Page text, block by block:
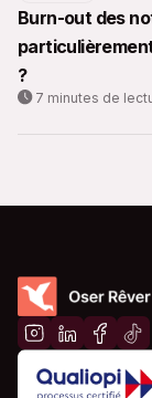
Burn-out des
?
7 minutes de